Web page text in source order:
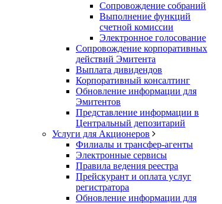
Сопровождение собраний
Выполнение функций
счетной комиссии
Электронное голосование
Сопровождение корпоративных
действий Эмитента
Выплата дивидендов
Корпоративный консалтинг
Обновление информации для
Эмитентов
Представление информации в
Центральный депозитарий
Услуги для Акционеров
Филиалы и трансфер-агенты
Электронные сервисы
Правила ведения реестра
Прейскурант и оплата услуг
регистратора
Обновление информации для